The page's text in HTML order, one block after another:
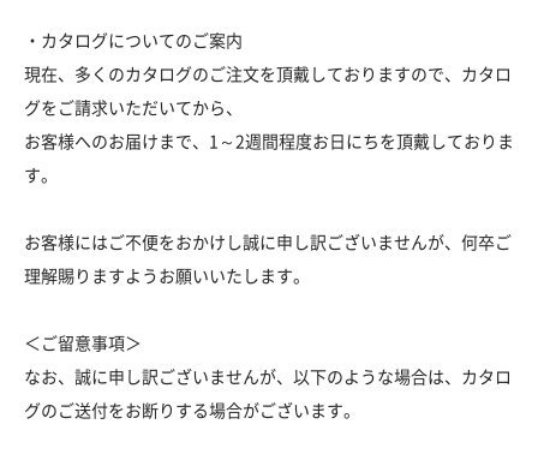
・カタログについてのご案内
現在、多くのカタログのご注文を頂戴しておりますので、カタロ
グをご請求いただいてから、
お客様へのお届けまで、1～2週間程度お日にちを頂戴しておりま
す。
お客様にはご不便をおかけし誠に申し訳ございませんが、何卒ご
理解賜りますようお願いいたします。
＜ご留意事項＞
なお、誠に申し訳ございませんが、以下のような場合は、カタロ
グのご送付をお断りする場合がございます。